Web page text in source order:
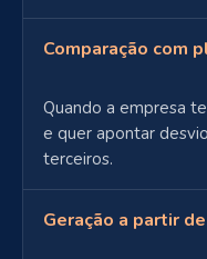
Comparação com
Quando a empresa
e quer apontar
terceiros.
Geração a partir